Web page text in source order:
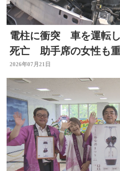
電柱に衝突 車を運転
死亡 助手席の女性も
故 大分
2026年07月21日